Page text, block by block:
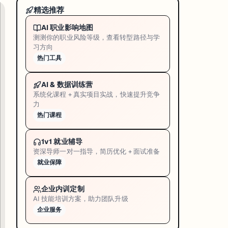
高，否则用不完。
精选推荐
AI 职业影响地图
测测你的职业风险等级，查看转型路径与学
习方向
热门工具
AI & 数据训练营
系统化课程 + 真实项目实战，快速提升竞争
力
热门课程
1v1 就业辅导
资深导师一对一指导，简历优化 + 面试准备
就业保障
企业内训定制
AI 技能培训方案，助力团队升级
企业服务